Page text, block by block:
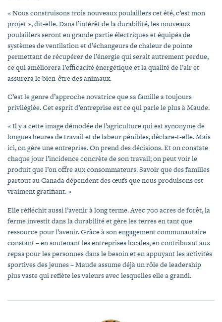
« Nous construisons trois nouveaux poulaillers cet été, c’est mon
projet », dit-elle. Dans l’intérêt de la durabilité, les nouveaux
poulaillers seront en grande partie électriques et équipés de
systèmes de ventilation et d’échangeurs de chaleur de pointe
permettant de récupérer de l’énergie qui serait autrement perdue,
ce qui améliorera l’efficacité énergétique et la qualité de l’air et
assurera le bien-être des animaux.
C’est le genre d’approche novatrice que sa famille a toujours
privilégiée. Cet esprit d’entreprise est ce qui parle le plus à Maude.
« Il y a cette image démodée de l’agriculture qui est synonyme de
longues heures de travail et de labeur pénibles, déclare-t-elle. Mais
ici, on gère une entreprise. On prend des décisions. Et on constate
chaque jour l’incidence concrète de son travail; on peut voir le
produit que l’on offre aux consommateurs. Savoir que des familles
partout au Canada dépendent des œufs que nous produisons est
vraiment gratifiant. »
Elle réfléchit aussi l’avenir à long terme. Avec 700 acres de forêt, la
ferme investit dans la durabilité et gère les terres en tant que
ressource pour l’avenir. Grâce à son engagement communautaire
constant – en soutenant les entreprises locales, en contribuant aux
repas pour les personnes dans le besoin et en appuyant les activités
sportives des jeunes – Maude assume déjà un rôle de leadership
plus vaste qui reflète les valeurs avec lesquelles elle a grandi.